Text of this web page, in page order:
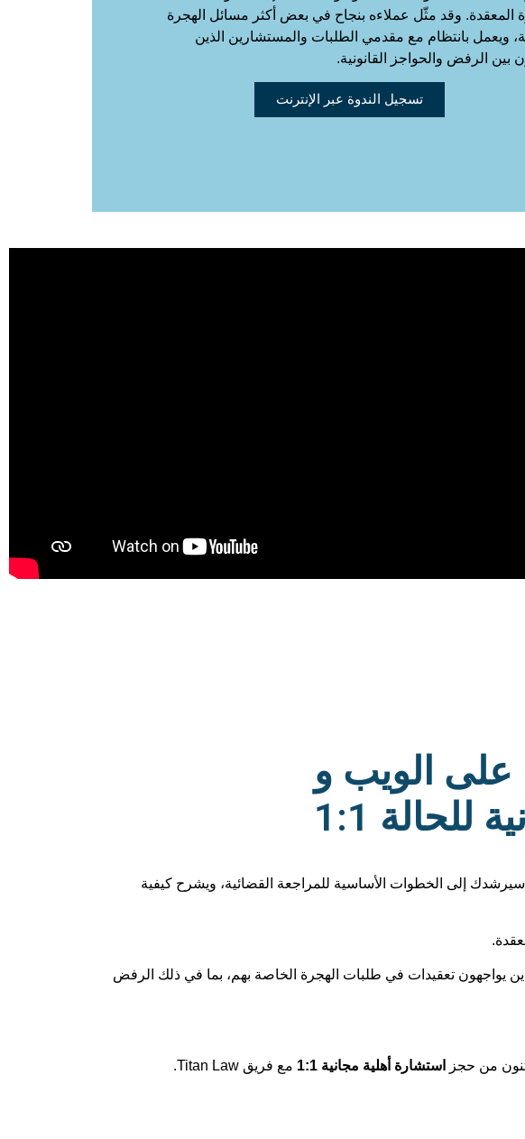
المعقدة. وقد مثّل عملاءه بنجاح في بعض أكثر مسائل الهجرة
ويعمل بانتظام مع مقدمي الطلبات والمستشارين الذين
بين الرفض والحواجز القانونية.
تسجيل الندوة عبر الإنترنت
على الويب و
1:1
إلى الخطوات الأساسية للمراجعة القضائية، ويشرح كيفية
يواجهون تعقيدات في طلبات الهجرة الخاصة بهم، بما في ذلك الرفض
من حجز استشارة أهلية مجانية 1:1 مع فريق Titan Law.